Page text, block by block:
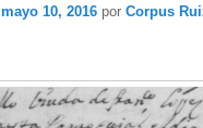
mayo 10, 2016 porCorpus